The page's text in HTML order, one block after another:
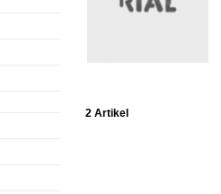
2 Artikel